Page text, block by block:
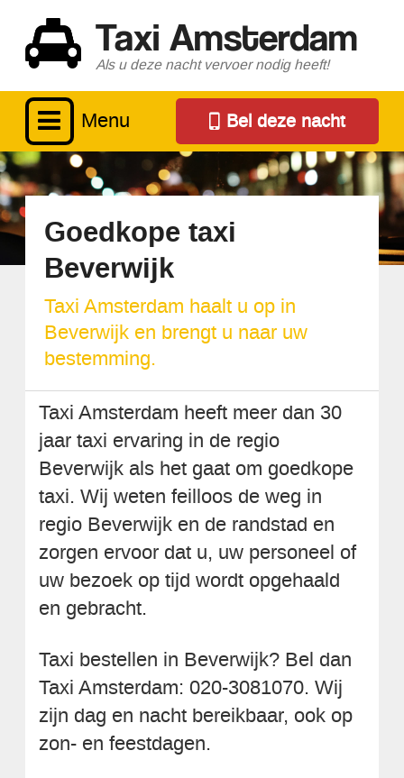
Taxi Amsterdam
Als u deze nacht vervoer nodig heeft!
Menu Bel deze nacht
Goedkope taxi
Beverwijk
Taxi Amsterdam haalt u op in
Beverwijk en brengt u naar uw
bestemming.
Taxi Amsterdam heeft meer dan 30
jaar taxi ervaring in de regio
Beverwijk als het gaat om goedkope
taxi. Wij weten feilloos de weg in
regio Beverwijk en de randstad en
zorgen ervoor dat u, uw personeel of
uw bezoek op tijd wordt opgehaald
en gebracht.
Taxi bestellen in Beverwijk? Bel dan
Taxi Amsterdam: 020-3081070. Wij
zijn dag en nacht bereikbaar, ook op
zon- en feestdagen.